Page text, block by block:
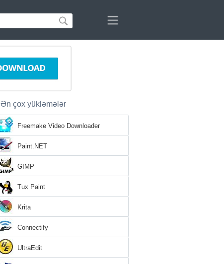
Ən çox yükləmələr
Freemake Video Downloader
Paint.NET
GIMP
Tux Paint
Krita
Connectify
UltraEdit